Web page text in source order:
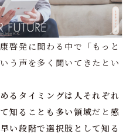
啓発に関わる中で「もっと
う声を多く聞いてきたとい
るタイミングは人それぞれ
知ることも多い領域だと感
早い段階で選択肢として知る